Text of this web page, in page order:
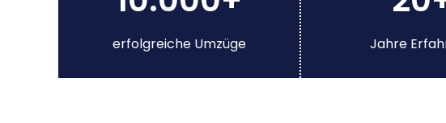
erfolgreiche Umzüge Jahre